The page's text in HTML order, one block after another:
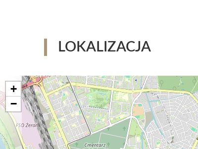
LOKALIZACJA
+
−